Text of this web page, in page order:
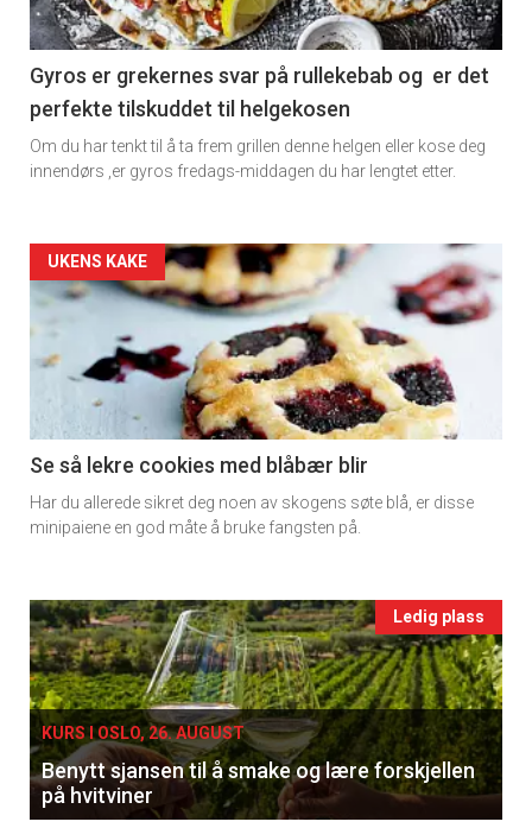
section
11
Dagens
rett
Gyros er grekernes svar på rullekebab og er det
perfekte tilskuddet til helgekosen
Om du har tenkt til å ta frem grillen denne helgen eller kose deg
innendørs ,er gyros fredags-middagen du har lengtet etter.
Artikler
detail
-
section
11
Ukens
UKENS KAKE
Se så lekre cookies med blåbær blir
Har du allerede sikret deg noen av skogens søte blå, er disse
minipaiene en god måte å bruke fangsten på.
Events
single
Ledig plass
KURS I OSLO, 26. AUGUST
Benytt sjansen til å smake og lære forskjellen
på hvitviner